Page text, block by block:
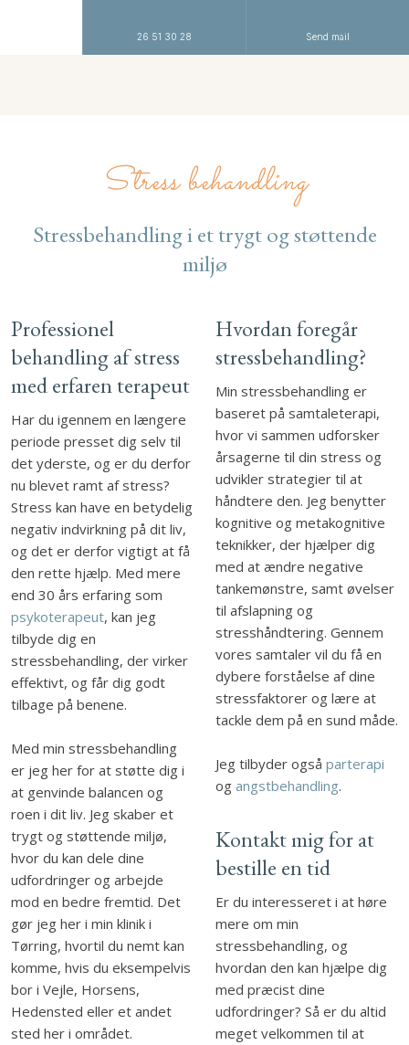
26 51 30 28 Send mail
Stress behandling​
Stressbehandling i et trygt og støttende
miljø
Professionel
behandling af stress
med erfaren terapeut
Har du igennem en længere
periode presset dig selv til
det yderste, og er du derfor
nu blevet ramt af stress?
Stress kan have en betydelig
negativ indvirkning på dit liv,
og det er derfor vigtigt at få
den rette hjælp. Med mere
end 30 års erfaring som
psykoterapeut, kan jeg
tilbyde dig en
stressbehandling, der virker
effektivt, og får dig godt
tilbage på benene.
Med min stressbehandling
er jeg her for at støtte dig i
at genvinde balancen og
roen i dit liv. Jeg skaber et
trygt og støttende miljø,
hvor du kan dele dine
udfordringer og arbejde
mod en bedre fremtid. Det
gør jeg her i min klinik i
Tørring, hvortil du nemt kan
komme, hvis du eksempelvis
bor i Vejle, Horsens,
Hedensted eller et andet
sted her i området.
Hvordan foregår
stressbehandling?
Min stressbehandling er
baseret på samtaleterapi,
hvor vi sammen udforsker
årsagerne til din stress og
udvikler strategier til at
håndtere den. Jeg benytter
kognitive og metakognitive
teknikker, der hjælper dig
med at ændre negative
tankemønstre, samt øvelser
til afslapning og
stresshåndtering. Gennem
vores samtaler vil du få en
dybere forståelse af dine
stressfaktorer og lære at
tackle dem på en sund måde.
Jeg tilbyder også parterapi
og angstbehandling.
Kontakt mig for at
bestille en tid
Er du interesseret i at høre
mere om min
stressbehandling, og
hvordan den kan hjælpe dig
med præcist dine
udfordringer? Så er du altid
meget velkommen til at